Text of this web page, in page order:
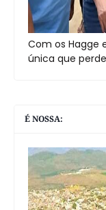
Com os Hagge
única que
É NOSSA: